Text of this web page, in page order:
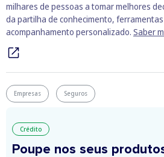
milhares de pessoas a tomar melhores
da partilha de conhecimento,
acompanhamento personalizado. Saber
Empresas Seguros
Crédito
Poupe nos seus